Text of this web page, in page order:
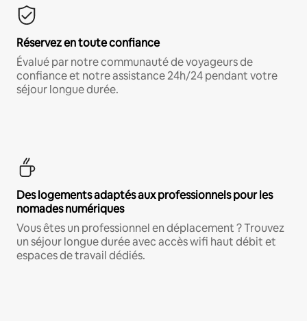
Réservez en toute confiance
Évalué par notre communauté de voyageurs de
confiance et notre assistance 24h/24 pendant votre
séjour longue durée.
Des logements adaptés aux professionnels pour les
nomades numériques
Vous êtes un professionnel en déplacement ? Trouvez
un séjour longue durée avec accès wifi haut débit et
espaces de travail dédiés.